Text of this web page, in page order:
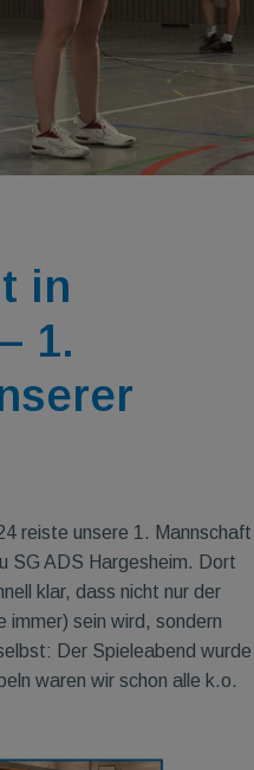
in
1.
reiste unsere 1. Mannschaft
SG ADS Hargesheim. Dort
klar, dass nicht nur der
immer) sein wird, sondern
Der Spieleabend wurde
waren wir schon alle k.o.